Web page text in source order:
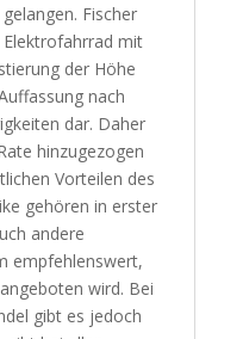
Fischer
Elektrofahrrad mit
der Höhe
nach
dar. Daher
hinzugezogen
Vorteilen des
gehören in erster
andere
empfehlenswert,
wird. Bei
gibt es jedoch